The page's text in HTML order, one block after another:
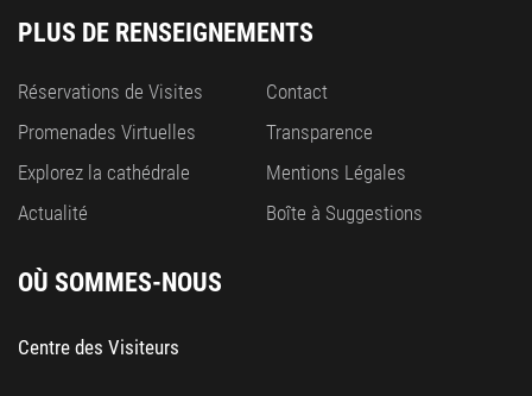
PLUS DE RENSEIGNEMENTS
Réservations de Visites
Promenades Virtuelles
Explorez la cathédrale
Actualité
Contact
Transparence
Mentions Légales
Boîte à Suggestions
OÙ SOMMES-NOUS
Centre des Visiteurs